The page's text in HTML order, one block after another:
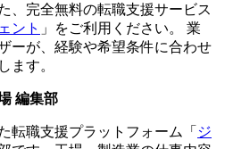
、完全無料の転職支援サービス
ント 」をご利用ください。 業
ーが、経験や希望条件に合わせ
ます。
編集部
転職支援プラットフォーム「 ジ